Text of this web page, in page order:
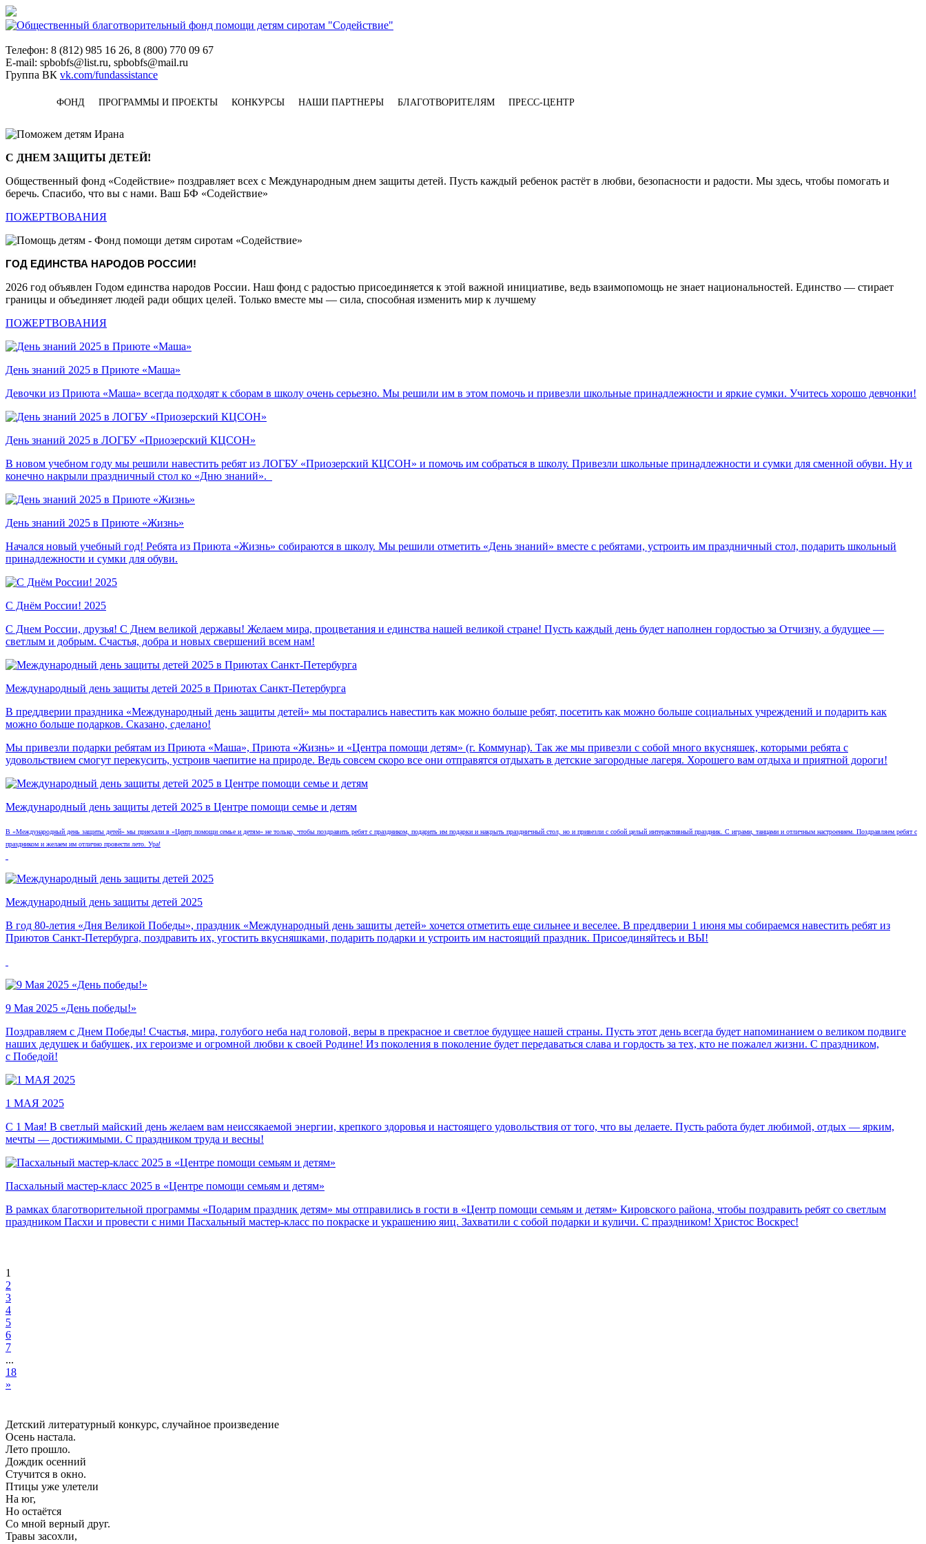
Телефон: 8 (812) 985 16 26, 8 (800) 770 09 67
E-mail: spbobfs@list.ru, spbobfs@mail.ru
Группа ВК vk.com/fundassistance
ФОНД ПРОГРАММЫ И ПРОЕКТЫ КОНКУРСЫ НАШИ ПАРТНЕРЫ БЛАГОТВОРИТЕЛЯМ ПРЕСС-ЦЕНТР
С ДНЕМ ЗАЩИТЫ ДЕТЕЙ!
Общественный фонд «Содействие» поздравляет всех с Международным днем защиты детей. Пусть каждый ребенок растёт в любви, безопасности и радости. Мы здесь, чтобы помогать и
беречь. Спасибо, что вы с нами. Ваш БФ «Содействие»
ПОЖЕРТВОВАНИЯ
ГОД ЕДИНСТВА НАРОДОВ РОССИИ!
2026 год объявлен Годом единства народов России. Наш фонд с радостью присоединяется к этой важной инициативе, ведь взаимопомощь не знает национальностей. Единство — стирает
границы и объединяет людей ради общих целей. Только вместе мы — сила, способная изменить мир к лучшему
ПОЖЕРТВОВАНИЯ
День знаний 2025 в Приюте «Маша»
Девочки из Приюта «Маша» всегда подходят к сборам в школу очень серьезно. Мы решили им в этом помочь и привезли школьные принадлежности и яркие сумки. Учитесь хорошо девчонки!
День знаний 2025 в ЛОГБУ «Приозерский КЦСОН»
В новом учебном году мы решили навестить ребят из ЛОГБУ «Приозерский КЦСОН» и помочь им собраться в школу. Привезли школьные принадлежности и сумки для сменной обуви. Ну и
конечно накрыли праздничный стол ко «Дню знаний».
День знаний 2025 в Приюте «Жизнь»
Начался новый учебный год! Ребята из Приюта «Жизнь» собираются в школу. Мы решили отметить «День знаний» вместе с ребятами, устроить им праздничный стол, подарить школьный
принадлежности и сумки для обуви.
С Днём России! 2025
С Днем России, друзья! С Днем великой державы! Желаем мира, процветания и единства нашей великой стране! Пусть каждый день будет наполнен гордостью за Отчизну, а будущее —
светлым и добрым. Счастья, добра и новых свершений всем нам!
Международный день защиты детей 2025 в Приютах Санкт-Петербурга
В преддверии праздника «Международный день защиты детей» мы постарались навестить как можно больше ребят, посетить как можно больше социальных учреждений и подарить как
можно больше подарков. Сказано, сделано!
Мы привезли подарки ребятам из Приюта «Маша», Приюта «Жизнь» и «Центра помощи детям» (г. Коммунар). Так же мы привезли с собой много вкусняшек, которыми ребята с
удовольствием смогут перекусить, устроив чаепитие на природе. Ведь совсем скоро все они отправятся отдыхать в детские загородные лагеря. Хорошего вам отдыха и приятной дороги!
Международный день защиты детей 2025 в Центре помощи семье и детям
В «Международный день защиты детей» мы приехали в «Центр помощи семье и детям» не только, чтобы поздравить ребят с праздником, подарить им подарки и накрыть праздничный стол, но и привезли с собой целый интерактивный праздник. С играми, танцами и отличным настроением. Поздравляем ребят с
праздником и желаем им отлично провести лето. Ура!
Международный день защиты детей 2025
В год 80-летия «Дня Великой Победы», праздник «Международный день защиты детей» хочется отметить еще сильнее и веселее. В преддверии 1 июня мы собираемся навестить ребят из
Приютов Санкт-Петербурга, поздравить их, угостить вкусняшками, подарить подарки и устроить им настоящий праздник. Присоединяйтесь и ВЫ!
9 Мая 2025 «День победы!»
Поздравляем с Днем Победы! Счастья, мира, голубого неба над головой, веры в прекрасное и светлое будущее нашей страны. Пусть этот день всегда будет напоминанием о великом подвиге
наших дедушек и бабушек, их героизме и огромной любви к своей Родине! Из поколения в поколение будет передаваться слава и гордость за тех, кто не пожалел жизни. С праздником,
с Победой!
1 МАЯ 2025
С 1 Мая! В светлый майский день желаем вам неиссякаемой энергии, крепкого здоровья и настоящего удовольствия от того, что вы делаете. Пусть работа будет любимой, отдых — ярким,
мечты — достижимыми. С праздником труда и весны!
Пасхальный мастер-класс 2025 в «Центре помощи семьям и детям»
В рамках благотворительной программы «Подарим праздник детям» мы отправились в гости в «Центр помощи семьям и детям» Кировского района, чтобы поздравить ребят со светлым
праздником Пасхи и провести с ними Пасхальный мастер-класс по покраске и украшению яиц. Захватили с собой подарки и куличи. С праздником! Христос Воскрес!
1
2
3
4
5
6
7
...
18
»
Детский литературный конкурс, случайное произведение
Осень настала.
Лето прошло.
Дождик осенний
Стучится в окно.
Птицы уже улетели
На юг,
Но остаётся
Со мной верный друг.
Травы засохли,